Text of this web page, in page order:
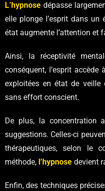
L’hypnose dépasse
elle plonge l’esprit dans un
état augmente l’attention et
Ainsi, la réceptivité
conséquent, l’esprit
exploitées en état de veille
sans effort conscient.
De plus, la concentration
suggestions. Celles-ci
thérapeutiques, selon le
méthode, l’hypnose devient
Enfin, des techniques